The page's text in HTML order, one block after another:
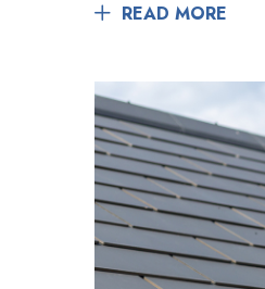
READ MORE